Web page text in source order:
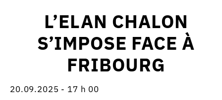
L’ELAN CHALON
S’IMPOSE FACE À
FRIBOURG
20.09.2025 - 17 h 00